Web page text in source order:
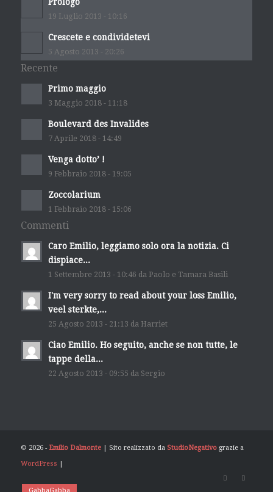
19 Luglio 2013 - 10:16
Crescete e condividetevi
5 Agosto 2013 - 20:26
Recente
Primo maggio
3 Maggio 2018 - 11:18
Boulevard des Invalides
7 Aprile 2018 - 14:49
Venga dotto’ !
9 Febbraio 2018 - 19:05
Zoccolarium
1 Febbraio 2018 - 15:06
Commenti
Caro Emilio, leggiamo solo ora la notizia. Ci
dispiace...
1 Settembre 2013 - 10:46 da Paolo e Tamara Basili
I'm very sorry to read about your loss Emilio,
veel sterkte,...
25 Agosto 2013 - 21:13 da Harriet
Ciao Emilio. Ho seguito, anche se non tutte, le
tappe della...
22 Agosto 2013 - 09:55 da Sergio
© 2026 - Emilio Dalmonte| Sito realizzato da StudioNegativograzie a
WordPress |
GabbaGabba